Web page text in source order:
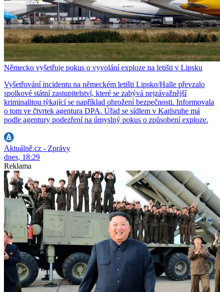
Německo vyšetřuje pokus o vyvolání exploze na letišti v Lipsku
Vyšetřování incidentu na německém letišti Lipsko/Halle převzalo
spolkové státní zastupitelství, které se zabývá nejzávažnější
kriminalitou týkající se například ohrožení bezpečnosti. Informovala
o tom ve čtvrtek agentura DPA. Úřad se sídlem v Karlsruhe má
podle agentury podezření na úmyslný pokus o způsobení exploze.
Aktuálně.cz - Zprávy
dnes, 18:29
Reklama